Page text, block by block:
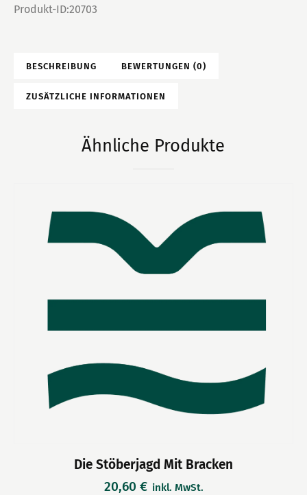
Produkt-ID:20703
BESCHREIBUNG BEWERTUNGEN (0)
ZUSÄTZLICHE INFORMATIONEN
Ähnliche Produkte
Die Stöberjagd Mit Bracken
20,60 € inkl. MwSt.